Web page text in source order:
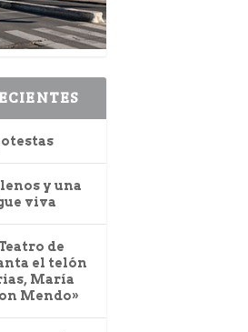
y una
viva
de
el telón
María
Mendo»